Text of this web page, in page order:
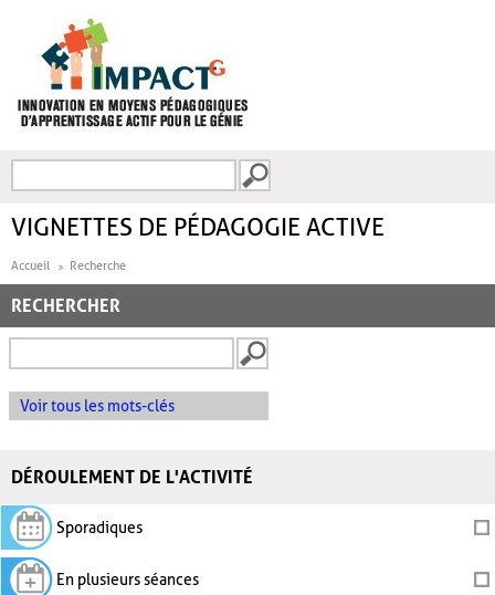
FORMULAIRE DE
VIGNETTES DE PÉDAGOGIE ACTIVE
Accueil Recherche
RECHERCHER
Voir tous les mots-clés
DÉROULEMENT DE L'ACTIVITÉ
Sporadiques
En plusieurs séances